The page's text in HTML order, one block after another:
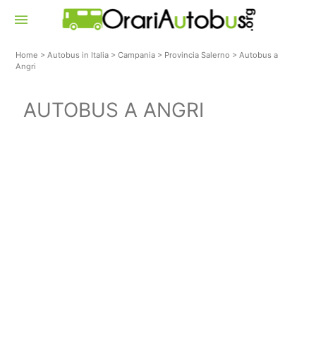
menu
Home >Autobus in Italia >Campania > Provincia Salerno >Autobus a
Angri
AUTOBUS A ANGRI